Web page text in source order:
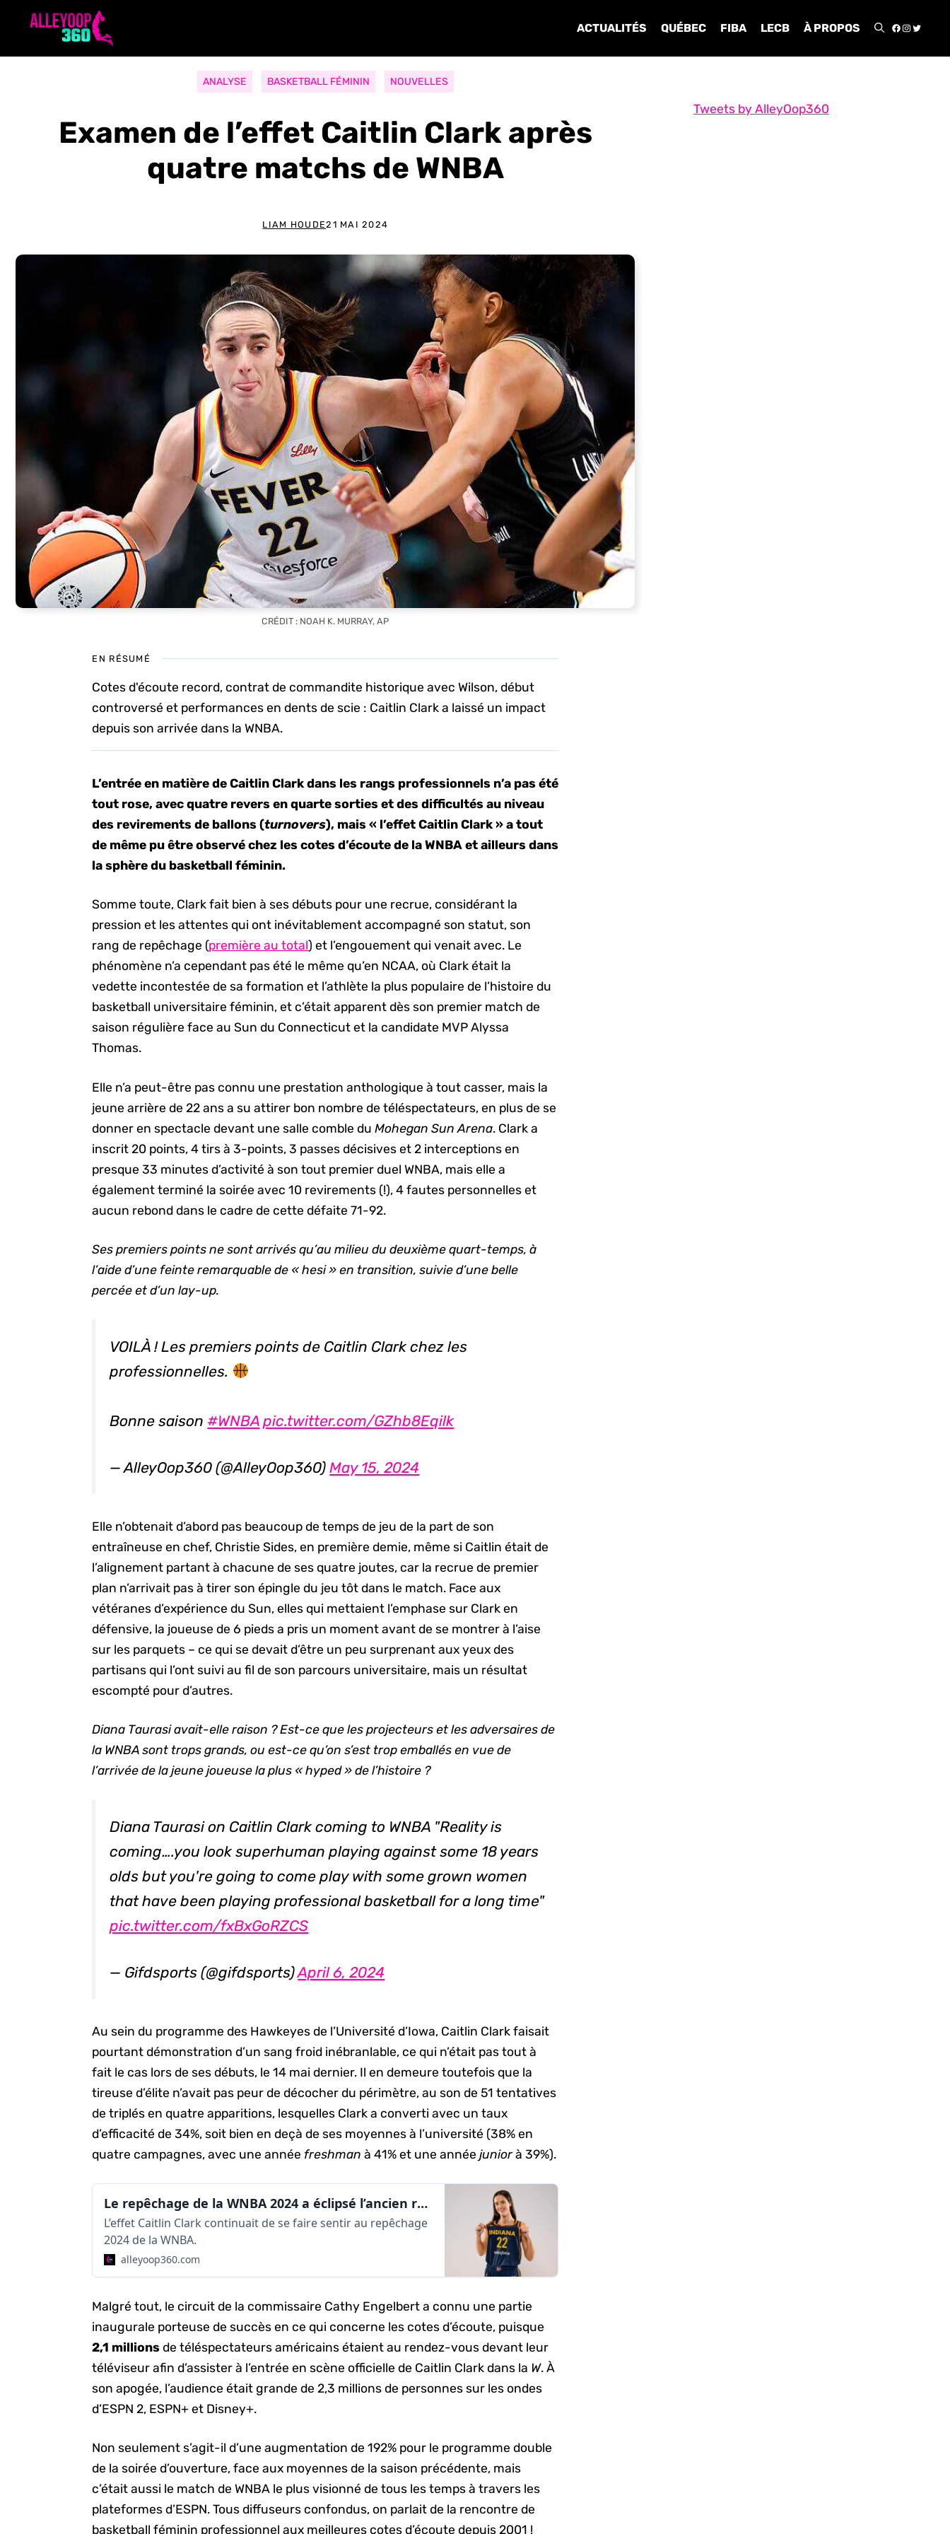
ACTUALITÉS QUÉBEC FIBA LECB À PROPOS
ANALYSE BASKETBALL FÉMININ NOUVELLES
Examen de l’effet Caitlin Clark après
quatre matchs de WNBA
LIAM HOUDE21 MAI 2024
CRÉDIT : NOAH K. MURRAY, AP
EN RÉSUMÉ
Cotes d'écoute record, contrat de commandite historique avec Wilson, début
controversé et performances en dents de scie : Caitlin Clark a laissé un impact
depuis son arrivée dans la WNBA.
L’entrée en matière de Caitlin Clark dans les rangs professionnels n’a pas été
tout rose, avec quatre revers en quarte sorties et des difficultés au niveau
des revirements de ballons (turnovers), mais « l’effet Caitlin Clark » a tout
de même pu être observé chez les cotes d’écoute de la WNBA et ailleurs dans
la sphère du basketball féminin.
Somme toute, Clark fait bien à ses débuts pour une recrue, considérant la
pression et les attentes qui ont inévitablement accompagné son statut, son
rang de repêchage (première au total) et l’engouement qui venait avec. Le
phénomène n’a cependant pas été le même qu’en NCAA, où Clark était la
vedette incontestée de sa formation et l’athlète la plus populaire de l’histoire du
basketball universitaire féminin, et c’était apparent dès son premier match de
saison régulière face au Sun du Connecticut et la candidate MVP Alyssa
Thomas.
Elle n’a peut-être pas connu une prestation anthologique à tout casser, mais la
jeune arrière de 22 ans a su attirer bon nombre de téléspectateurs, en plus de se
donner en spectacle devant une salle comble duMohegan Sun Arena. Clark a
inscrit 20 points, 4 tirs à 3-points, 3 passes décisives et 2 interceptions en
presque 33 minutes d’activité à son tout premier duel WNBA, mais elle a
également terminé la soirée avec 10 revirements (!), 4 fautes personnelles et
aucun rebond dans le cadre de cette défaite 71-92.
Ses premiers points ne sont arrivés qu’au milieu du deuxième quart-temps, à
l’aide d’une feinte remarquable de « hesi » en transition, suivie d’une belle
percée et d’un lay-up.
VOILÀ ! Les premiers points de Caitlin Clark chez les
professionnelles.
Bonne saison #WNBA pic.twitter.com/GZhb8Eqilk
— AlleyOop360 (@AlleyOop360)May 15, 2024
Elle n’obtenait d’abord pas beaucoup de temps de jeu de la part de son
entraîneuse en chef, Christie Sides, en première demie, même si Caitlin était de
l’alignement partant à chacune de ses quatre joutes, car la recrue de premier
plan n’arrivait pas à tirer son épingle du jeu tôt dans le match. Face aux
vétéranes d’expérience du Sun, elles qui mettaient l’emphase sur Clark en
défensive, la joueuse de 6 pieds a pris un moment avant de se montrer à l’aise
sur les parquets – ce qui se devait d’être un peu surprenant aux yeux des
partisans qui l’ont suivi au fil de son parcours universitaire, mais un résultat
escompté pour d’autres.
Diana Taurasi avait-elle raison ? Est-ce que les projecteurs et les adversaires de
la WNBA sont trops grands, ou est-ce qu’on s’est trop emballés en vue de
l’arrivée de la jeune joueuse la plus « hyped » de l’histoire ?
Diana Taurasi on Caitlin Clark coming to WNBA "Reality is
coming….you look superhuman playing against some 18 years
olds but you're going to come play with some grown women
that have been playing professional basketball for a long time"
pic.twitter.com/fxBxGoRZCS
— Gifdsports (@gifdsports)April 6, 2024
Au sein du programme des Hawkeyes de l’Université d’Iowa, Caitlin Clark faisait
pourtant démonstration d’un sang froid inébranlable, ce qui n’était pas tout à
fait le cas lors de ses débuts, le 14 mai dernier. Il en demeure toutefois que la
tireuse d’élite n’avait pas peur de décocher du périmètre, au son de 51 tentatives
de triplés en quatre apparitions, lesquelles Clark a converti avec un taux
d’efficacité de 34%, soit bien en deçà de ses moyennes à l’université (38% en
quatre campagnes, avec une année freshmanà 41% et une annéejuniorà 39%).
Le repêchage de la WNBA 2024 a éclipsé l’ancien record d’audience | AlleyOop360
L’effet Caitlin Clark continuait de se faire sentir au repêchage
2024 de la WNBA.
alleyoop360.com
Malgré tout, le circuit de la commissaire Cathy Engelbert a connu une partie
inaugurale porteuse de succès en ce qui concerne les cotes d’écoute, puisque
2,1 millions de téléspectateurs américains étaient au rendez-vous devant leur
téléviseur afin d’assister à l’entrée en scène officielle de Caitlin Clark dans la W. À
son apogée, l’audience était grande de 2,3 millions de personnes sur les ondes
d’ESPN 2, ESPN+ et Disney+.
Non seulement s’agit-il d’une augmentation de 192% pour le programme double
de la soirée d’ouverture, face aux moyennes de la saison précédente, mais
c’était aussi le match de WNBA le plus visionné de tous les temps à travers les
plateformes d’ESPN. Tous diffuseurs confondus, on parlait de la rencontre de
basketball féminin professionnel aux meilleures cotes d’écoute depuis 2001 !
Tweets by AlleyOop360